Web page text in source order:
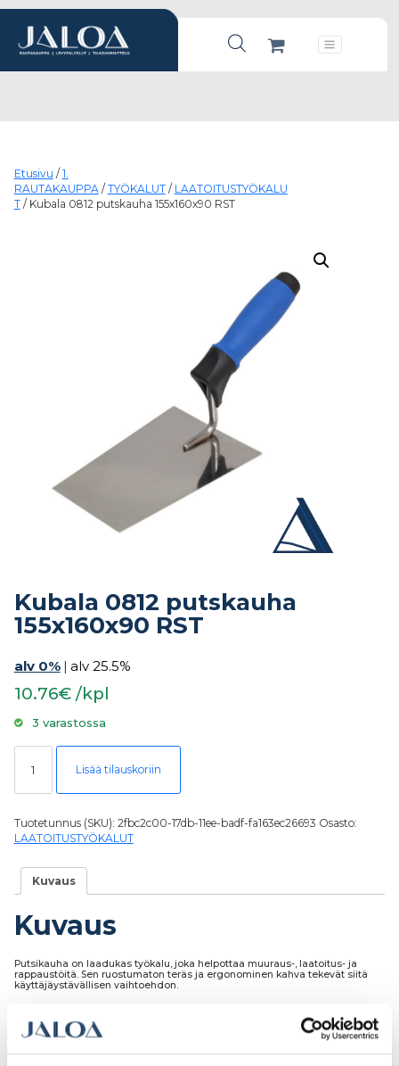
Products search
Päävalikko
Etusivu / 1.
RAUTAKAUPPA/ TYÖKALUT/ LAATOITUSTYÖKALU
T/ Kubala 0812 putskauha 155x160x90 RST
Kubala 0812 putskauha
155x160x90 RST
alv 0% | alv 25.5%
10.76€ /kpl
3 varastossa
Kubala 0812 putskauha 155x160x90 RST määrä
Lisää tilauskoriin
Tuotetunnus (SKU): 2fbc2c00-17db-11ee-badf-fa163ec26693 Osasto:
LAATOITUSTYÖKALUT
Kuvaus
Kuvaus
Putsikauha on laadukas työkalu, joka helpottaa muuraus-, laatoitus- ja
rappaustöitä. Sen ruostumaton teräs ja ergonominen kahva tekevät siitä
käyttäjäystävällisen vaihtoehdon.